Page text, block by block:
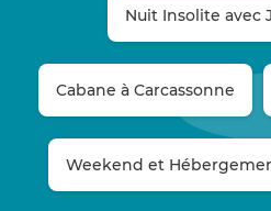
Nuit Insolite avec
Cabane à Carcassonne
Weekend et